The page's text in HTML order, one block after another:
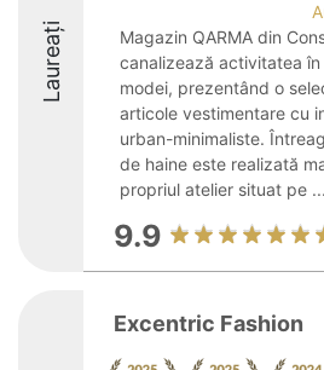
Laureați
Magazin QARMA din
canalizează activitatea în
modei, prezentând o
articole vestimentare cu
urban-minimaliste.
de haine este realizată
propriul atelier situat pe ...
9.9
Excentric Fashion